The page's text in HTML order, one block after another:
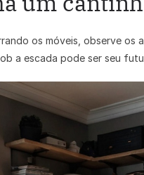
os móveis, observe os
a escada pode ser seu